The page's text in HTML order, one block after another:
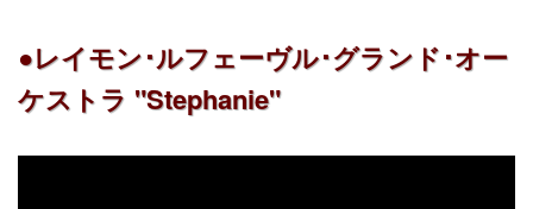
●レイモン･ルフェーヴル･グランド･オー
ケストラ "Stephanie"